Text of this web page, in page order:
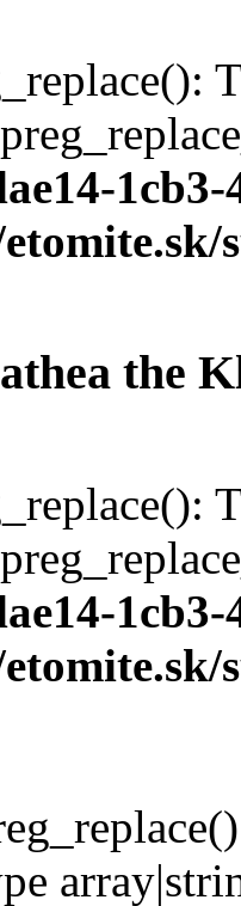
1cb3-
the
1cb3-